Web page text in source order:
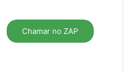
Chamar no ZAP